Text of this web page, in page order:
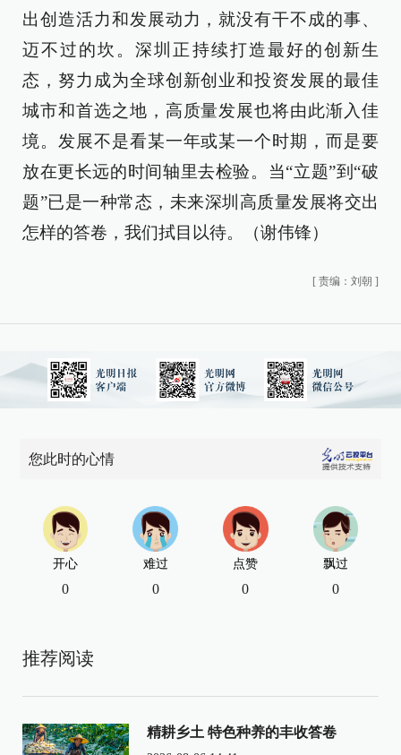
出创造活力和发展动力，就没有干不成的事、
迈不过的坎。深圳正持续打造最好的创新生
态，努力成为全球创新创业和投资发展的最佳
城市和首选之地，高质量发展也将由此渐入佳
境。发展不是看某一年或某一个时期，而是要
放在更长远的时间轴里去检验。当“立题”到“破
题”已是一种常态，未来深圳高质量发展将交出
怎样的答卷，我们拭目以待。（谢伟锋）
[ 责编：刘朝 ]
您此时的心情
开心
0
难过
0
点赞
0
飘过
0
推荐阅读
精耕乡土 特色种养的丰收答卷